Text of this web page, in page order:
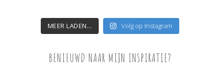
MEER LADEN... Volg op Instagram
BENIEUWD NAAR MIJN INSPIRATIE?